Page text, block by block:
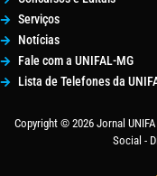
Serviços
Notícias
Fale com a UNIFAL-MG
Lista de Telefones da
Copyright © 2026 Jornal
Social -